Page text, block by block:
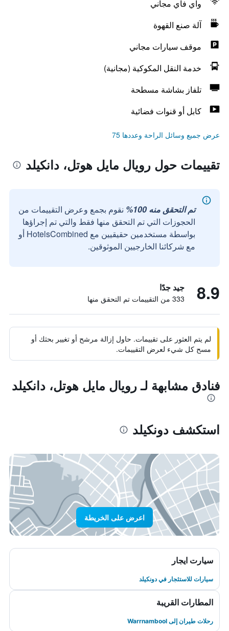
واي فاي مجاني
آلة صنع القهوة
موقف سيارات مجاني
خدمة النقل المكوكية (مجانية)
تلفاز بشاشة مسطحة
كابل أو قنوات فضائية
عرض جميع وسائل الراحة وعددها 75
تقييمات حول رويال مايل هوتل، دانكيلد
تم التحقق منه 100%
نقوم بجمع وعرض التقييمات من
الحجوزات التي تم التحقق منها فقط والتي تم إجراؤها
بواسطة مستخدمين حقيقيين مع HotelsCombined أو
مع شركائنا الخارجيين الموثوقين.
8.9 جيد جدًا
333 من التقييمات تم التحقق منها
لم يتم العثور على تقييمات. حاول إزالة مرشح أو تغيير بحثك أو
مسح كل شيء لعرض التقييمات.
فنادق مشابهة لـ رويال مايل هوتل، دانكيلد
استكشف دونكيلد
اعرض على الخريطة
سيارت ايجار
سيارات للاستئجار في دونكيلد
المطارات القريبة
رحلات طيران إلى Warrnambool